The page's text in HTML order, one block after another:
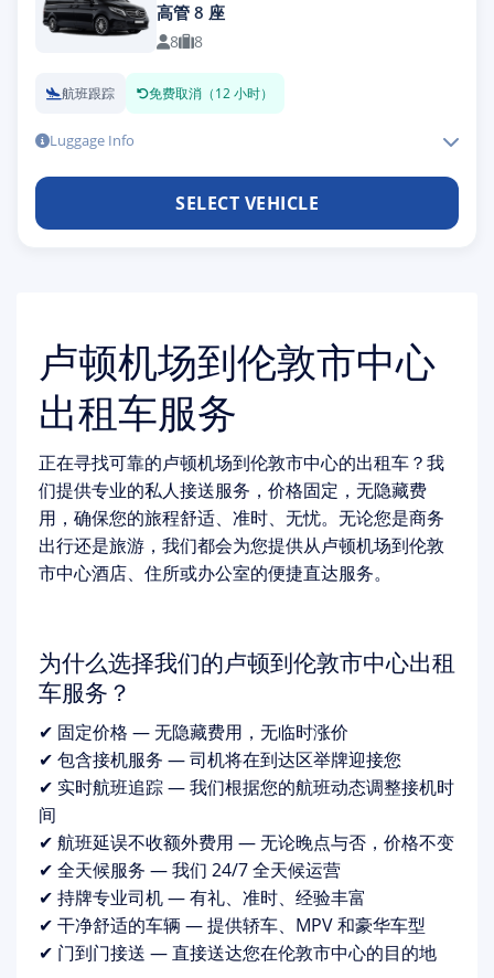
高管 8 座
8 8
航班跟踪 免费取消（12 小时）
Luggage Info
SELECT VEHICLE
卢顿机场到伦敦市中心
出租车服务
正在寻找可靠的卢顿机场到伦敦市中心的出租车？我
们提供专业的私人接送服务，价格固定，无隐藏费
用，确保您的旅程舒适、准时、无忧。无论您是商务
出行还是旅游，我们都会为您提供从卢顿机场到伦敦
市中心酒店、住所或办公室的便捷直达服务。
为什么选择我们的卢顿到伦敦市中心出租
车服务？
✔ 固定价格 — 无隐藏费用，无临时涨价
✔ 包含接机服务 — 司机将在到达区举牌迎接您
✔ 实时航班追踪 — 我们根据您的航班动态调整接机时
间
✔ 航班延误不收额外费用 — 无论晚点与否，价格不变
✔ 全天候服务 — 我们 24/7 全天候运营
✔ 持牌专业司机 — 有礼、准时、经验丰富
✔ 干净舒适的车辆 — 提供轿车、MPV 和豪华车型
✔ 门到门接送 — 直接送达您在伦敦市中心的目的地